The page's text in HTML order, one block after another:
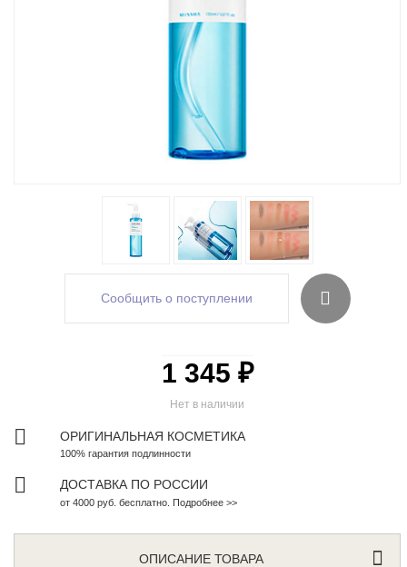
Сообщить о поступлении
Нет в наличии
1 345 ₽
ОРИГИНАЛЬНАЯ КОСМЕТИКА
100% гарантия подлинности
ДОСТАВКА ПО РОССИИ
от 4000 руб. бесплатно. Подробнее >>
ОПИСАНИЕ ТОВАРА